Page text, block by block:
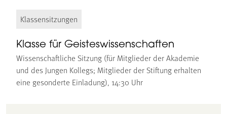
Klassensitzungen
Klasse für Geisteswissenschaften
Wissenschaftliche Sitzung (für Mitglieder der Akademie
und des Jungen Kollegs; Mitglieder der Stiftung erhalten
eine gesonderte Einladung), 14:30 Uhr